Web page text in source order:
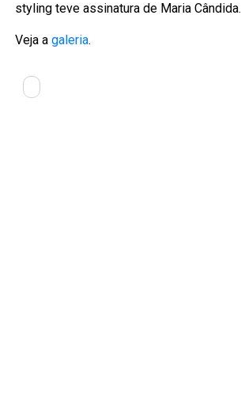
styling teve assinatura de Maria Cândida.
Veja agaleria.